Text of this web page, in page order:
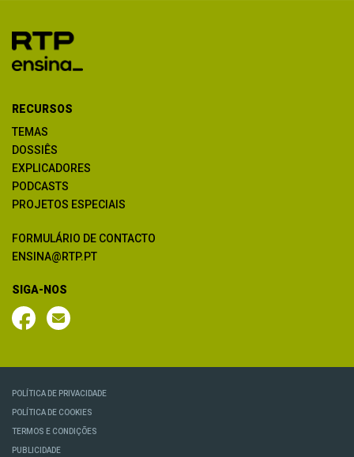
RECURSOS
TEMAS
DOSSIÊS
EXPLICADORES
PODCASTS
PROJETOS ESPECIAIS
FORMULÁRIO DE CONTACTO
ENSINA@RTP.PT
SIGA-NOS
POLÍTICA DE PRIVACIDADE
POLÍTICA DE COOKIES
TERMOS E CONDIÇÕES
PUBLICIDADE